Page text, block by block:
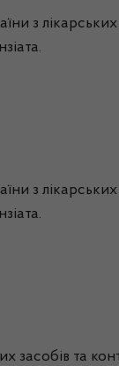
з
з
засобів та